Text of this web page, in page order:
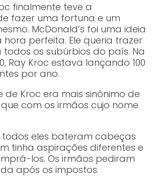
finalmente teve a
fazer uma fortuna e um
McDonald’s foi uma ideia
perfeita. Ele queria trazer
os subúrbios do país. Na
Ray Kroc estava lançando 100
por ano.
de Kroc era mais sinônimo de
com os irmãos cujo nome
todos eles bateram cabeças
tinha aspirações diferentes e
los. Os irmãos pediram
após os impostos.